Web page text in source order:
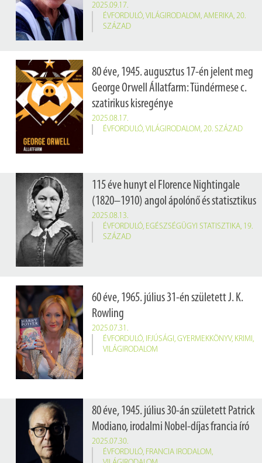
2025.09.17.
ÉVFORDULÓ, VILÁGIRODALOM, AMERIKA, 20.
SZÁZAD
80 éve, 1945. augusztus 17-én jelent meg
George Orwell Állatfarm: Tündérmese c.
szatirikus kisregénye
2025.08.17.
ÉVFORDULÓ, VILÁGIRODALOM, 20. SZÁZAD
115 éve hunyt el Florence Nightingale
(1820–1910) angol ápolónő és statisztikus
2025.08.13.
ÉVFORDULÓ, EGÉSZSÉGÜGYI STATISZTIKA, 19.
SZÁZAD
60 éve, 1965. július 31-én született J. K.
Rowling
2025.07.31.
ÉVFORDULÓ, IFJÚSÁGI, GYERMEKKÖNYV, KRIMI,
VILÁGIRODALOM
80 éve, 1945. július 30-án született Patrick
Modiano, irodalmi Nobel-díjas francia író
2025.07.30.
ÉVFORDULÓ, FRANCIA IRODALOM,